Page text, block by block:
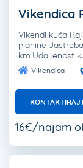
Vikendica
Vikendi kuća
planine
km.Udaljenost
Vikendica
16€/najam